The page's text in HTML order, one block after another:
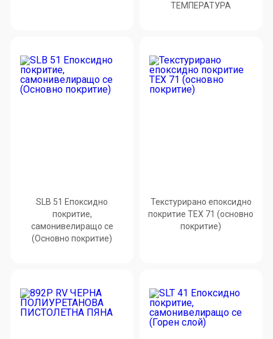
ТЕМПЕРАТУРА
SLB 51 Епоксидно
покритие,
самонивелиращо се
(Основно покритие)
Текстурирано епоксидно
покритие TEX 71 (основно
покритие)